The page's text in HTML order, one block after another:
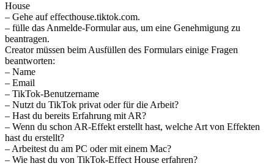
House
– Gehe auf effecthouse.tiktok.com.
– fülle das Anmelde-Formular aus, um eine Genehmigung zu
beantragen.
Creator müssen beim Ausfüllen des Formulars einige Fragen
beantworten:
– Name
– Email
– TikTok-Benutzername
– Nutzt du TikTok privat oder für die Arbeit?
– Hast du bereits Erfahrung mit AR?
– Wenn du schon AR-Effekt erstellt hast, welche Art von Effekten
hast du erstellt?
– Arbeitest du am PC oder mit einem Mac?
– Wie hast du von TikTok-Effect House erfahren?